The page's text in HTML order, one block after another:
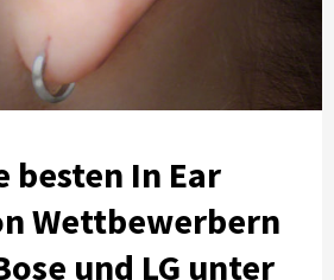
besten In Ear
Wettbewerbern
und LG unter